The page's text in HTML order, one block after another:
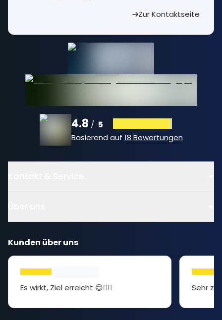
Zur Kontaktseite
4.8 / 5
Basierend auf 18 Bewertungen
Kunden über uns
Es wirkt, Ziel erreicht 😊👍🏻 Sehr